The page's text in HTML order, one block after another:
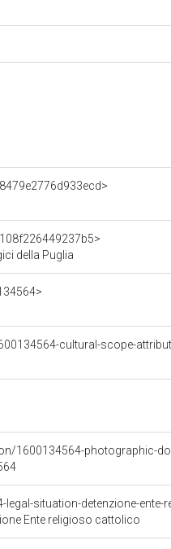
della Puglia
cultural-scope-
1600134564-photographic-
situation-detenzione-ente-
Ente religioso cattolico